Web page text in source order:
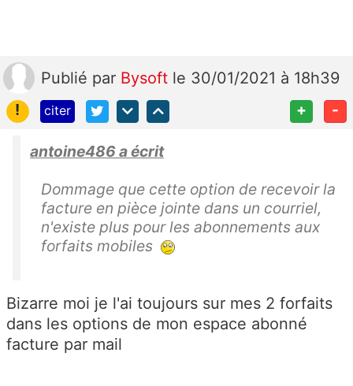
Publié par Bysoft le 30/01/2021 à 18h39
!
citer + -
antoine486 a écrit
Dommage que cette option de recevoir la
facture en pièce jointe dans un courriel,
n'existe plus pour les abonnements aux
forfaits mobiles
Bizarre moi je l'ai toujours sur mes 2 forfaits
dans les options de mon espace abonné
facture par mail